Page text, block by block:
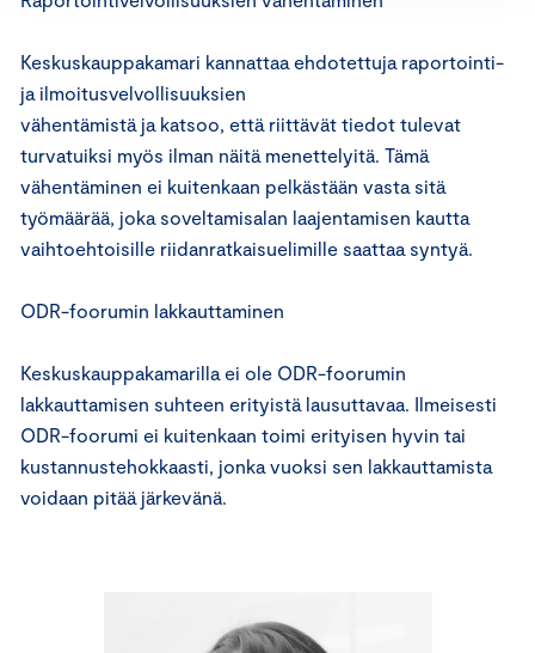
Keskuskauppakamari kannattaa ehdotettuja raportointi-
ja ilmoitusvelvollisuuksien
vähentämistä ja katsoo, että riittävät tiedot tulevat
turvatuiksi myös ilman näitä menettelyitä. Tämä
vähentäminen ei kuitenkaan pelkästään vasta sitä
työmäärää, joka soveltamisalan laajentamisen kautta
vaihtoehtoisille riidanratkaisuelimille saattaa syntyä.
ODR-foorumin lakkauttaminen
Keskuskauppakamarilla ei ole ODR-foorumin
lakkauttamisen suhteen erityistä lausuttavaa. Ilmeisesti
ODR-foorumi ei kuitenkaan toimi erityisen hyvin tai
kustannustehokkaasti, jonka vuoksi sen lakkauttamista
voidaan pitää järkevänä.